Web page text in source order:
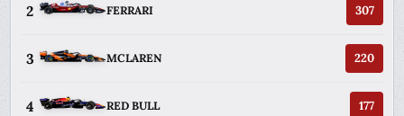
2 FERRARI 307
3 MCLAREN 220
4 RED BULL 177